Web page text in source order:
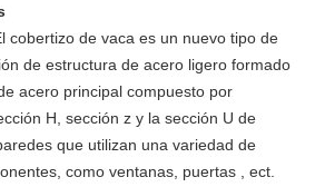
cobertizo de vaca es un nuevo tipo de
de estructura de acero ligero formado
acero principal compuesto por
H, sección z y la sección U de
que utilizan una variedad de
como ventanas, puertas , ect.